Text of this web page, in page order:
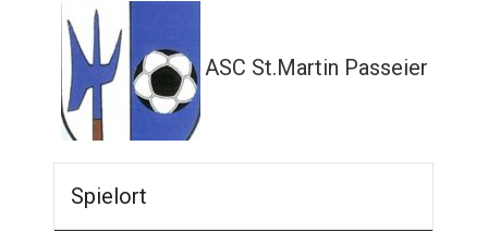
ASC St.Martin Passeier
Spielort